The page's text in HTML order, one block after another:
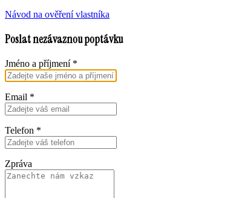
Návod na ověření vlastníka
Poslat nezávaznou poptávku
Jméno a příjmení *
Email *
Telefon *
Zpráva